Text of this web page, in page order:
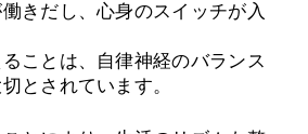
きだし、心身のスイッチが入
ことは、自律神経のバランス
とされています。